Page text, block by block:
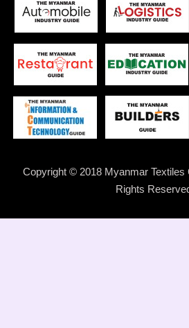
Copyright © 2018 Myanmar Textiles
Rights